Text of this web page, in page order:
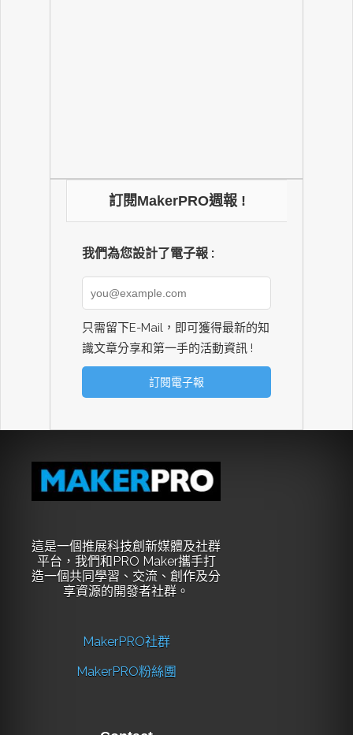
訂閱MakerPRO週報 !
我們為您設計了電子報 :
只需留下E-Mail，即可獲得最新的知
識文章分享和第一手的活動資訊 !
這是一個推展科技創新媒體及社群
平台，我們和PRO Maker攜手打
造一個共同學習、交流、創作及分
享資源的開發者社群。
MakerPRO社群
MakerPRO粉絲團